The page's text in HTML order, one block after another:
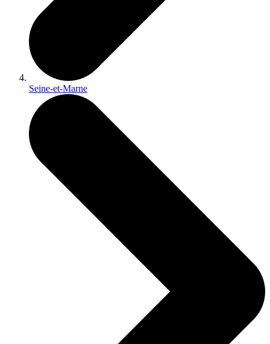
Seine-et-Marne